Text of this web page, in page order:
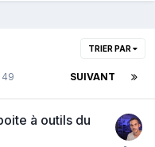
TRIER PAR
SUIVANT
49
à outils du